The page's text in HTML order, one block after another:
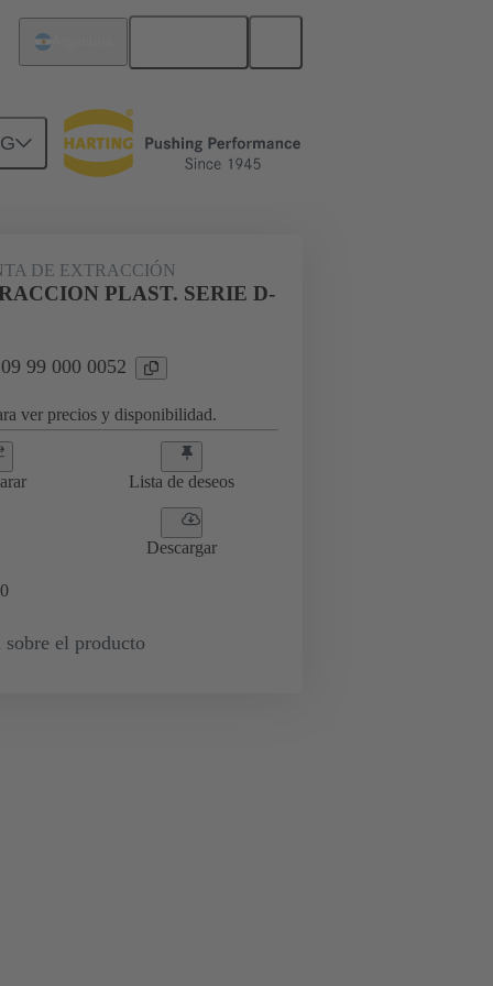
DE EXTRACCIÓN
PLAST. SERIE D-
99 000 0052
ver precios y disponibilidad.
Lista de deseos
Descargar
0
sobre el producto